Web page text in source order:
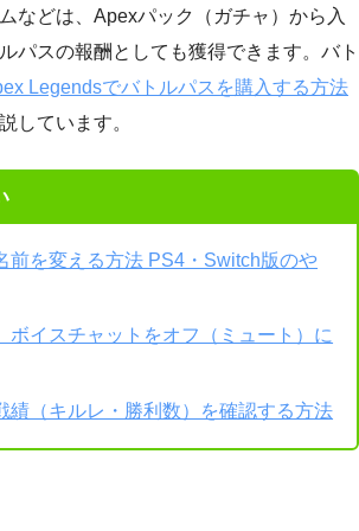
などは、Apexパック（ガチャ）から入
パスの報酬としても獲得できます。バト
Legendsでバトルパスを購入する方法
しています。
前を変える方法 PS4・Switch版のや
ボイスチャットをオフ（ミュート）に
績（キルレ・勝利数）を確認する方法